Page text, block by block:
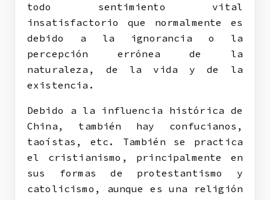
todo sentimiento vital
insatisfactorio que normalmente es
debido a la ignorancia o la
percepción errónea de la
naturaleza, de la vida y de la
existencia.
Debido a la influencia histórica de
China, también hay confucianos,
taoístas, etc. También se practica
el cristianismo, principalmente en
sus formas de protestantismo y
catolicismo, aunque es una religión